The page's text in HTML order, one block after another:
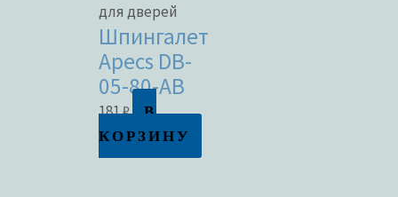
для дверей
Шпингалет
Apecs DB-
05-80-AB
181₽
В
КОРЗИНУ